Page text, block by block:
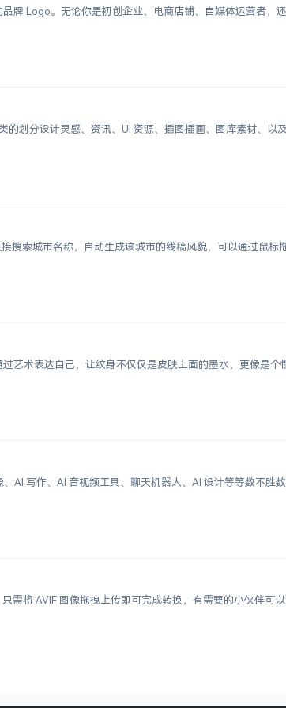
牌 Logo。无论你是初创企业、电商店铺、自媒体运营者，还
划分设计灵感、资讯、UI 资源、插图插画、图库素材、以
搜索城市名称，自动生成该城市的线稿风貌，可以通过鼠标
艺术表达自己，让纹身不仅仅是皮肤上面的墨水，更像是个
AI 写作、AI 音视频工具、聊天机器人、AI 设计等等数不胜
需将 AVIF 图像拖拽上传即可完成转换，有需要的小伙伴可以